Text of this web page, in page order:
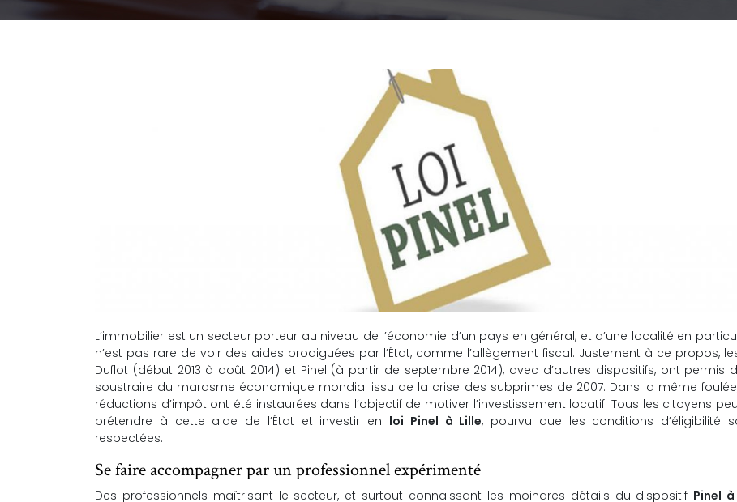
L’immobilier est un secteur porteur au niveau de l’économie d’un pays en général, et d’une localité en
n’est pas rare de voir des aides prodiguées par l’État, comme l’allègement fiscal. Justement à ce propos,
Duflot (début 2013 à août 2014) et Pinel (à partir de septembre 2014), avec d’autres dispositifs, ont permis
soustraire du marasme économique mondial issu de la crise des subprimes de 2007. Dans la même
réductions d’impôt ont été instaurées dans l’objectif de motiver l’investissement locatif. Tous les citoyens
prétendre à cette aide de l’État et investir en loi Pinel à Lille, pourvu que les conditions d’éligibilité
respectées.
Se faire accompagner par un professionnel expérimenté
Des professionnels maîtrisant le secteur, et surtout connaissant les moindres détails du dispositif Pinel